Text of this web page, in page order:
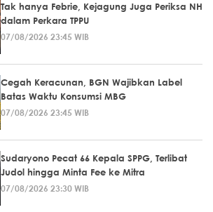
Tak hanya Febrie, Kejagung Juga Periksa NH
dalam Perkara TPPU
07/08/2026 23:45 WIB
Cegah Keracunan, BGN Wajibkan Label
Batas Waktu Konsumsi MBG
07/08/2026 23:45 WIB
Sudaryono Pecat 66 Kepala SPPG, Terlibat
Judol hingga Minta Fee ke Mitra
07/08/2026 23:30 WIB